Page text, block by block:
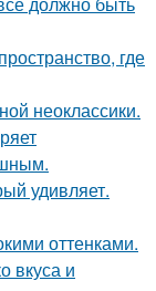
где
неоклассики.
удивляет.
оттенками.
вкуса и